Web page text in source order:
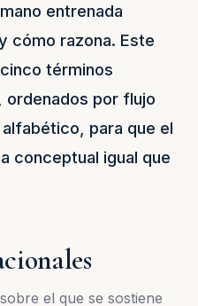
entrenada
cómo razona. Este
términos
ordenados por flujo
para que el
conceptual igual que
el que se sostiene